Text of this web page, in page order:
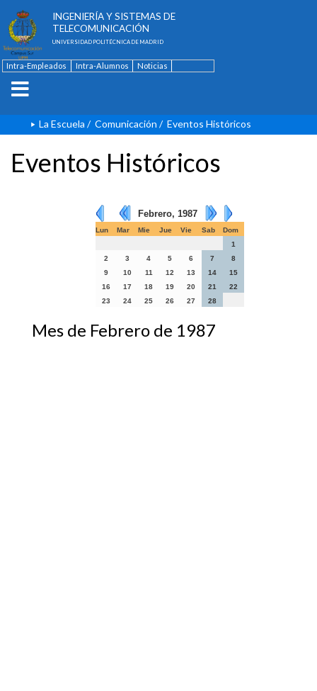
INGENIERÍA Y SISTEMAS DE
TELECOMUNICACIÓN
UNIVERSIDAD POLITÉCNICA DE MADRID
Intra-Empleados Intra-Alumnos
Noticias
La Escuela / Comunicación / Eventos Históricos
Eventos Históricos
Febrero, 1987
Lun Mar Mie Jue Vie Sab
Dom
1
2
3 4 5 6 7
8
9
10 11 12 13 14
15
16
17 18 19 20 21
22
23
24 25 26 27 28
Mes de Febrero de 1987